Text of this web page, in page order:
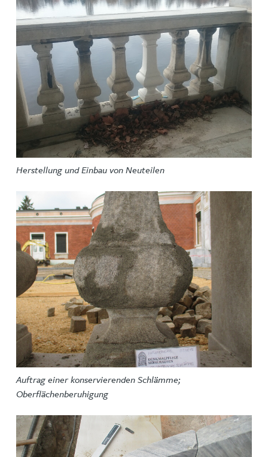
Herstellung und Einbau von Neuteilen
Auftrag einer konservierenden Schlämme;
Oberflächenberuhigung